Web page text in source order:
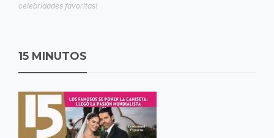
celebridades favoritas!
15 MINUTOS